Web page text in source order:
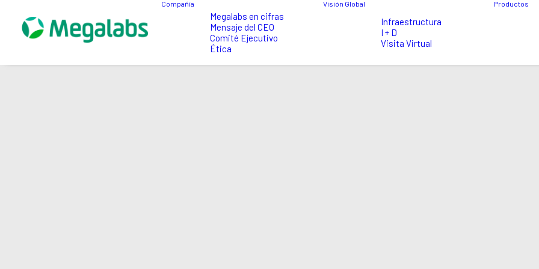
Compañía
Megalabs en cifras
Mensaje del CEO
Comité Ejecutivo
Ética
Visión Global
Infraestructura
I + D
Visita Virtual
Productos